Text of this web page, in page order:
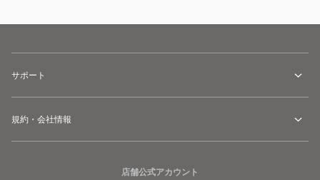
サポート
規約・会社情報
店舗公式アカウント